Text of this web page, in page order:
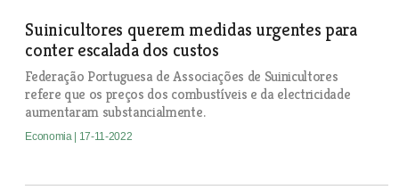
Suinicultores querem medidas urgentes para
conter escalada dos custos
Federação Portuguesa de Associações de Suinicultores
refere que os preços dos combustíveis e da electricidade
aumentaram substancialmente.
Economia | 17-11-2022